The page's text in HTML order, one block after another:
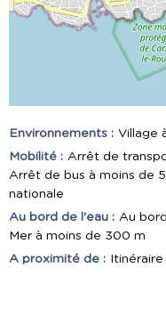
Environnements : Village
Mobilité : Arrêt de
Arrêt de bus à moins de
nationale
Au bord de l'eau : Au
Mer à moins de 300 m
A proximité de : Itinéraire